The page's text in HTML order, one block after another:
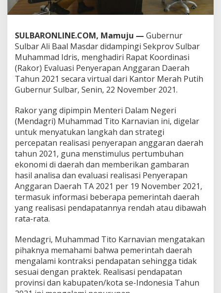
R
a
o
r
E
v
a
l
a
i
P
e
y
e
r
a
p
a
n
A
g
a
r
a
n
D
SULBARONLINE.COM, Mamuju — Gubernur
Sulbar Ali Baal Masdar didampingi Sekprov Sulbar
Muhammad Idris, menghadiri Rapat Koordinasi
(Rakor) Evaluasi Penyerapan Anggaran Daerah
Tahun 2021 secara virtual dari Kantor Merah Putih
Gubernur Sulbar, Senin, 22 November 2021.
Rakor yang dipimpin Menteri Dalam Negeri
(Mendagri) Muhammad Tito Karnavian ini, digelar
untuk menyatukan langkah dan strategi
percepatan realisasi penyerapan anggaran daerah
tahun 2021, guna menstimulus pertumbuhan
ekonomi di daerah dan memberikan gambaran
hasil analisa dan evaluasi realisasi Penyerapan
Anggaran Daerah TA 2021 per 19 November 2021,
termasuk informasi beberapa pemerintah daerah
yang realisasi pendapatannya rendah atau dibawah
rata-rata.
Mendagri, Muhammad Tito Karnavian mengatakan
pihaknya memahami bahwa pemerintah daerah
mengalami kontraksi pendapatan sehingga tidak
sesuai dengan praktek. Realisasi pendapatan
provinsi dan kabupaten/kota se-Indonesia Tahun